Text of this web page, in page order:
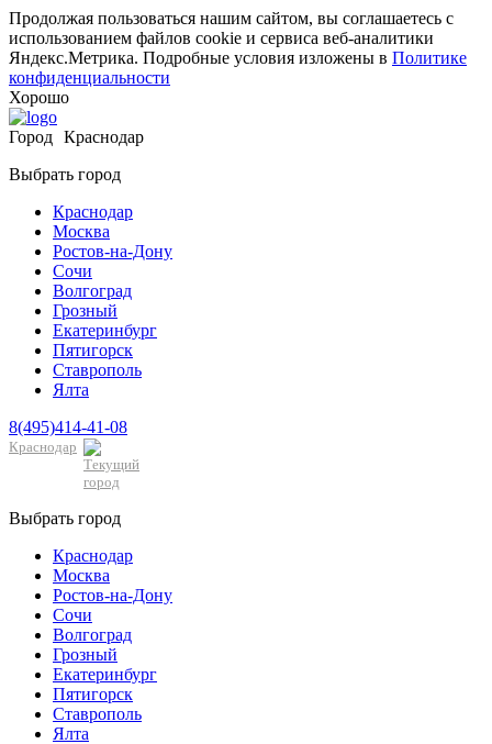
Продолжая пользоваться нашим сайтом, вы соглашаетесь с
использованием файлов cookie и сервиса веб-аналитики
Яндекс.Метрика. Подробные условия изложены в Политике
конфиденциальности
Хорошо
Город Краснодар
Выбрать город
Краснодар
Москва
Ростов-на-Дону
Сочи
Волгоград
Грозный
Екатеринбург
Пятигорск
Ставрополь
Ялта
8(495)414-41-08
Краснодар
Выбрать город
Краснодар
Москва
Ростов-на-Дону
Сочи
Волгоград
Грозный
Екатеринбург
Пятигорск
Ставрополь
Ялта